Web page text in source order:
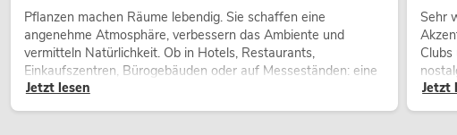
Pflanzen machen Räume lebendig. Sie schaffen eine
angenehme Atmosphäre, verbessern das Ambiente und
vermitteln Natürlichkeit. Ob in Hotels, Restaurants,
Einkaufszentren, Bürogebäuden oder auf Messeständen: eine
hochwertige Begrünung gehört heute längst zum modernen
Raumkonzept.
Jetzt lesen
Sehr
Jetzt